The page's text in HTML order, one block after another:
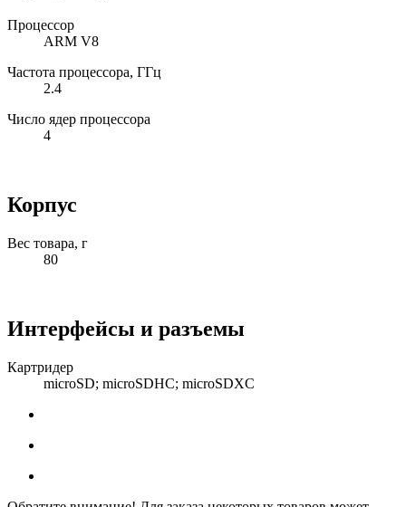
Процессор
ARM V8
Частота процессора, ГГц
2.4
Число ядер процессора
4
Корпус
Вес товара, г
80
Интерфейсы и разъемы
Картридер
microSD; microSDHC; microSDXC